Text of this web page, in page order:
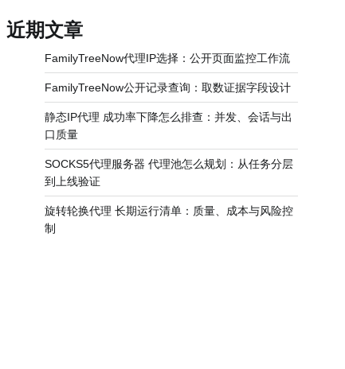
近期文章
FamilyTreeNow代理IP选择：公开页面监控工作流
FamilyTreeNow公开记录查询：取数证据字段设计
静态IP代理 成功率下降怎么排查：并发、会话与出
口质量
SOCKS5代理服务器 代理池怎么规划：从任务分层
到上线验证
旋转轮换代理 长期运行清单：质量、成本与风险控
制